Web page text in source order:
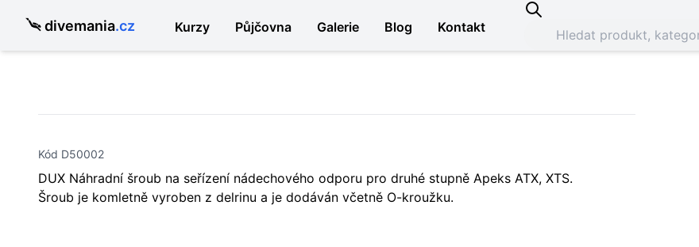
divemania.cz Kurzy Půjčovna Galerie Blog Kontakt
Kód D50002
DUX Náhradní šroub na seřízení nádechového odporu pro druhé stupně Apeks ATX, XTS.
Šroub je komletně vyroben z delrinu a je dodáván včetně O-kroužku.